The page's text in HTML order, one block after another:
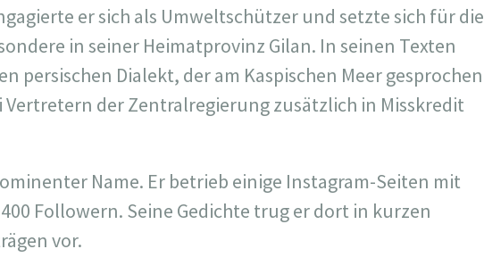
er sich als Umweltschützer und setzte sich für die
in seiner Heimatprovinz Gilan. In seinen Texten
persischen Dialekt, der am Kaspischen Meer gesprochen
der Zentralregierung zusätzlich in Misskredit
Name. Er betrieb einige Instagram-Seiten mit
Followern. Seine Gedichte trug er dort in kurzen
vor.